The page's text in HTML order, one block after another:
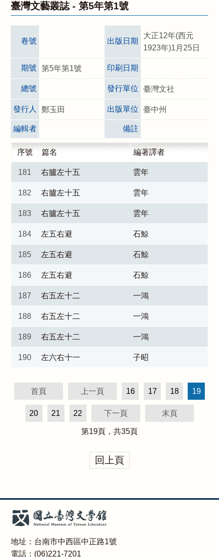
臺灣文藝叢誌 -第5年第1號
卷號 出版日期
大正12年(西元
1923年)1月25日
期號 第5年第1號 印刷日期
總號 發行單位 臺灣文社
發行人 鄭玉田 出版單位 臺中州
編輯者 備註
序號 篇名 編著譯者
181 右臚左十五 雲年
182 右臚左十五 雲年
183 右臚左十五 雲年
184 左五右避 石鯨
185 左五右避 石鯨
186 左五右避 石鯨
187 右五左十二 一鴻
188 右五左十二 一鴻
189 右五左十二 一鴻
190 左六右十一 子昭
首頁 上一頁 16 17 18 19
20 21 22 下一頁 末頁
第19頁，共35頁
回上頁
地址：台南市中西區中正路1號
電話：(06)221-7201